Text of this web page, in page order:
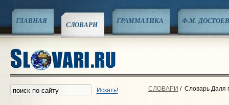
ГЛАВНАЯ СЛОВАРИ ГРАММАТИКА Ф.М.
Искать! СЛОВАРИ / Словарь Даля